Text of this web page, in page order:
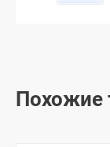
Похожие